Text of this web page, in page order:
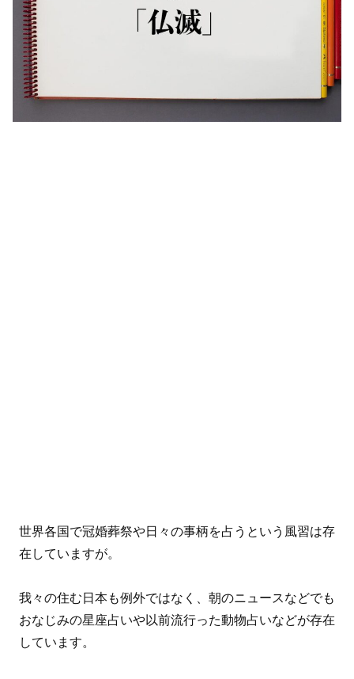
世界各国で冠婚葬祭や日々の事柄を占うという風習は存
在していますが。
我々の住む日本も例外ではなく、朝のニュースなどでも
おなじみの星座占いや以前流行った動物占いなどが存在
しています。